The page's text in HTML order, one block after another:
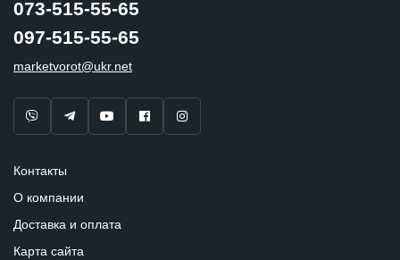
073-515-55-65
097-515-55-65
marketvorot@ukr.net
Контакты
О компании
Доставка и оплата
Карта сайта